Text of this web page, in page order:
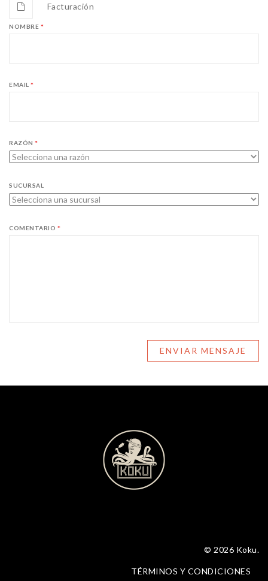
Facturación
NOMBRE *
EMAIL *
RAZÓN *
SUCURSAL
COMENTARIO *
ENVIAR MENSAJE
© 2026 Koku.
TÉRMINOS Y CONDICIONES